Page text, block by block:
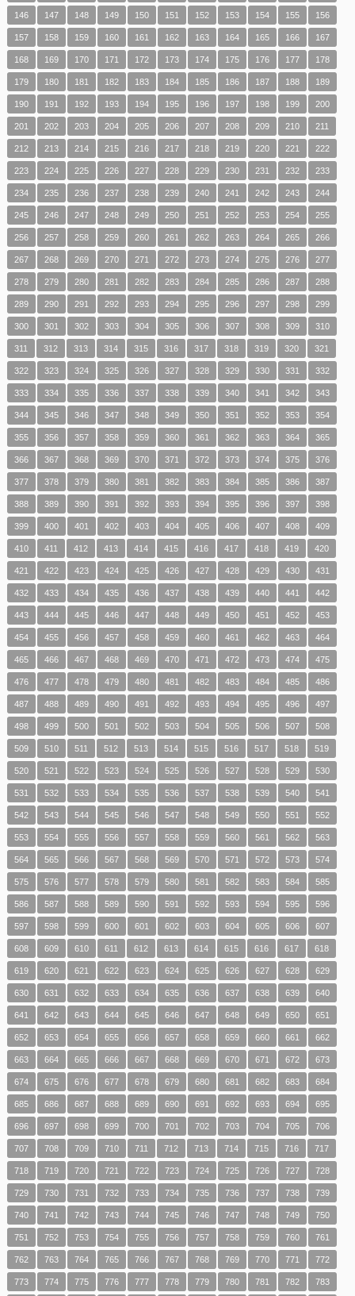
146 147 148 149 150 151 152 153 154 155 156
157 158 159 160 161 162 163 164 165 166 167
168 169 170 171 172 173 174 175 176 177 178
179 180 181 182 183 184 185 186 187 188 189
190 191 192 193 194 195 196 197 198 199 200
201 202 203 204 205 206 207 208 209 210 211
212 213 214 215 216 217 218 219 220 221 222
223 224 225 226 227 228 229 230 231 232 233
234 235 236 237 238 239 240 241 242 243 244
245 246 247 248 249 250 251 252 253 254 255
256 257 258 259 260 261 262 263 264 265 266
267 268 269 270 271 272 273 274 275 276 277
278 279 280 281 282 283 284 285 286 287 288
289 290 291 292 293 294 295 296 297 298 299
300 301 302 303 304 305 306 307 308 309 310
311 312 313 314 315 316 317 318 319 320 321
322 323 324 325 326 327 328 329 330 331 332
333 334 335 336 337 338 339 340 341 342 343
344 345 346 347 348 349 350 351 352 353 354
355 356 357 358 359 360 361 362 363 364 365
366 367 368 369 370 371 372 373 374 375 376
377 378 379 380 381 382 383 384 385 386 387
388 389 390 391 392 393 394 395 396 397 398
399 400 401 402 403 404 405 406 407 408 409
410 411 412 413 414 415 416 417 418 419 420
421 422 423 424 425 426 427 428 429 430 431
432 433 434 435 436 437 438 439 440 441 442
443 444 445 446 447 448 449 450 451 452 453
454 455 456 457 458 459 460 461 462 463 464
465 466 467 468 469 470 471 472 473 474 475
476 477 478 479 480 481 482 483 484 485 486
487 488 489 490 491 492 493 494 495 496 497
498 499 500 501 502 503 504 505 506 507 508
509 510 511 512 513 514 515 516 517 518 519
520 521 522 523 524 525 526 527 528 529 530
531 532 533 534 535 536 537 538 539 540 541
542 543 544 545 546 547 548 549 550 551 552
553 554 555 556 557 558 559 560 561 562 563
564 565 566 567 568 569 570 571 572 573 574
575 576 577 578 579 580 581 582 583 584 585
586 587 588 589 590 591 592 593 594 595 596
597 598 599 600 601 602 603 604 605 606 607
608 609 610 611 612 613 614 615 616 617 618
619 620 621 622 623 624 625 626 627 628 629
630 631 632 633 634 635 636 637 638 639 640
641 642 643 644 645 646 647 648 649 650 651
652 653 654 655 656 657 658 659 660 661 662
663 664 665 666 667 668 669 670 671 672 673
674 675 676 677 678 679 680 681 682 683 684
685 686 687 688 689 690 691 692 693 694 695
696 697 698 699 700 701 702 703 704 705 706
707 708 709 710 711 712 713 714 715 716 717
718 719 720 721 722 723 724 725 726 727 728
729 730 731 732 733 734 735 736 737 738 739
740 741 742 743 744 745 746 747 748 749 750
751 752 753 754 755 756 757 758 759 760 761
762 763 764 765 766 767 768 769 770 771 772
773 774 775 776 777 778 779 780 781 782 783